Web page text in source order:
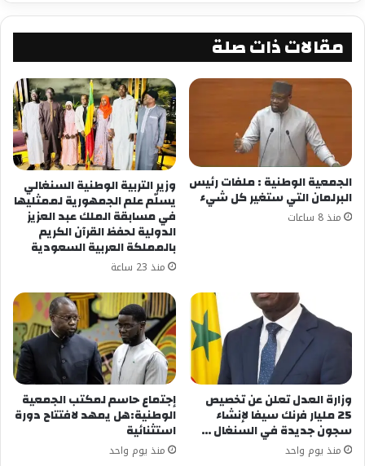
مقالات ذات صلة
الجمعية الوطنية : ملفات رئيس
البرلمان التي ستغير كل شيء
منذ 8 ساعات
وزير التربية الوطنية السنغالي
يسلّم علم الجمهورية لممثليها
في مسابقة الملك عبد العزيز
الدولية لحفظ القرآن الكريم
بالمملكة العربية السعودية
منذ 23 ساعة
وزارة العدل تعلن عن تخصيص
25 مليار فرنك سيفا لإنشاء
سجون جديدة في السنغال …
منذ يوم واحد
إجتماع حاسم لمكتب الجمعية
الوطنية:هل يمهد لافتتاح دورة
استثنائية
منذ يوم واحد